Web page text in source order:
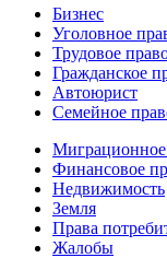
Бизнес
Уголовное
Трудовое
Гражданское
Автоюрист
Семейное
Финансовое
Недвижимость
Земля
Права
Жалобы